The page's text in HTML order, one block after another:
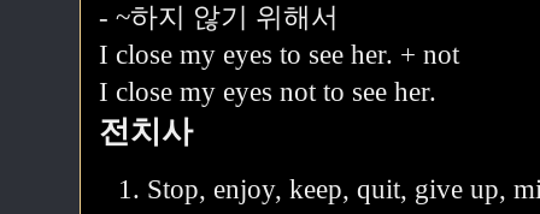
- ~하지 않기 위해서
I close my eyes to see her. + not
I close my eyes not to see her.
전치사
Stop, enjoy, keep, quit, give up,